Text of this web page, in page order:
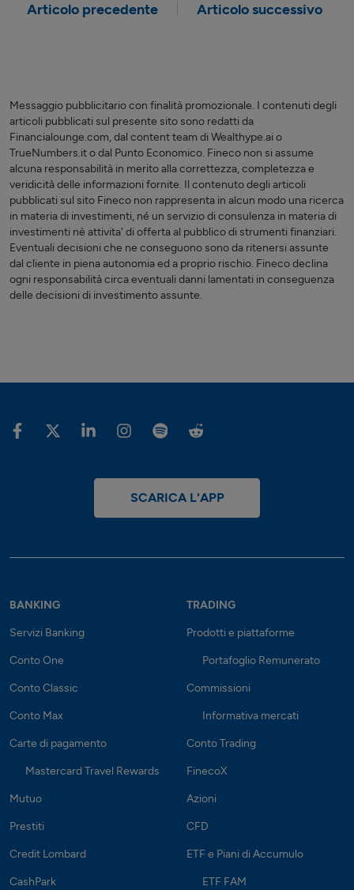
Articolo precedente Articolo successivo
Messaggio pubblicitario con finalità promozionale. I contenuti degli
articoli pubblicati sul presente sito sono redatti da
Financialounge.com, dal content team di Wealthype.ai o
TrueNumbers.it o dal Punto Economico. Fineco non si assume
alcuna responsabilità in merito alla correttezza, completezza e
veridicità delle informazioni fornite. Il contenuto degli articoli
pubblicati sul sito Fineco non rappresenta in alcun modo una ricerca
in materia di investimenti, né un servizio di consulenza in materia di
investimenti nè attivita' di offerta al pubblico di strumenti finanziari.
Eventuali decisioni che ne conseguono sono da ritenersi assunte
dal cliente in piena autonomia ed a proprio rischio. Fineco declina
ogni responsabilità circa eventuali danni lamentati in conseguenza
delle decisioni di investimento assunte.
SCARICA L'APP
BANKING
Servizi Banking
Conto One
Conto Classic
Conto Max
Carte di pagamento
Mastercard Travel Rewards
Mutuo
Prestiti
Credit Lombard
CashPark
TRADING
Prodotti e piattaforme
Portafoglio Remunerato
Commissioni
Informativa mercati
Conto Trading
FinecoX
Azioni
CFD
ETF e Piani di Accumulo
ETF FAM